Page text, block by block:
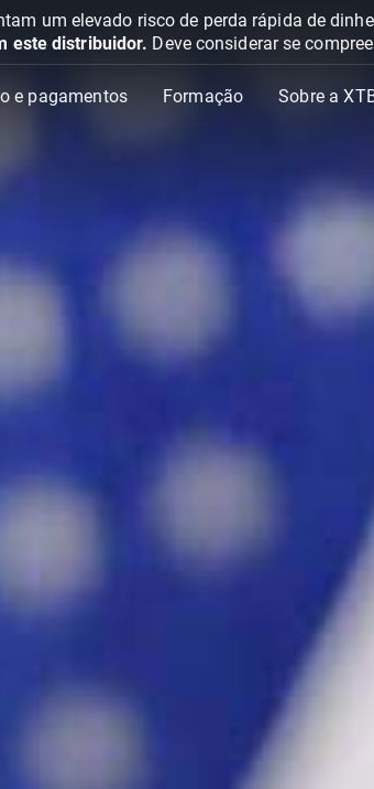
um elevado risco de perda rápida de
este distribuidor. Deve considerar se
e pagamentos Formação Sobre a